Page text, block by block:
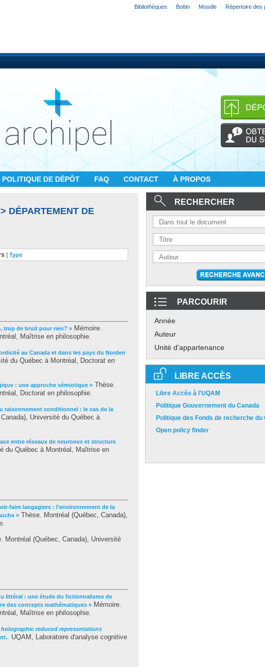
Bibliothèques Bottin Moodle Répertoire des
POLITIQUE DE DÉPÔT FAQ CONTACT À PROPOS
DÉPARTEMENT DE
Type
trop de bruit pour rien? » Mémoire.
Maîtrise en philosophie.
au Canada et dans les pays du Norden
du Québec à Montréal, Doctorat en
: une approche sémiotique » Thèse.
Doctorat en philosophie.
raisonnement conditionnel : le cas de la
Université du Québec à
entre réseaux de neurones et structure
du Québec à Montréal, Maîtrise en
faire langagiers : l'environnement de la
» Thèse. Montréal (Québec, Canada),
Montréal (Québec, Canada), Université
littéral : une étude du fictionnalisme de
des concepts mathématiques » Mémoire.
Maîtrise en philosophie.
holographic reduced representations
. UQAM, Laboratoire d'analyse cognitive
RECHERCHER
PARCOURIR
Année
Auteur
Unité d'appartenance
LIBRE ACCÈS
Libre Accès à l'UQAM
Politique Gouvernement du Canada
Politique des Fonds de recherche du
Open policy finder